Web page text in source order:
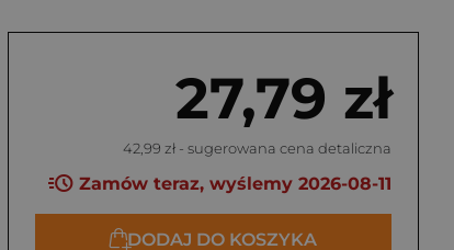
27,79 zł
42,99 zł - sugerowana cena detaliczna
Zamów teraz, wyślemy 2026-08-11
DODAJ DO KOSZYKA